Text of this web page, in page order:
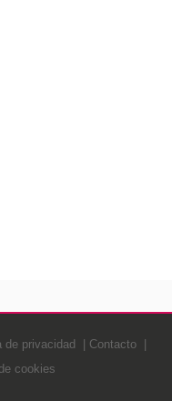
de privacidad
Contacto
cookies